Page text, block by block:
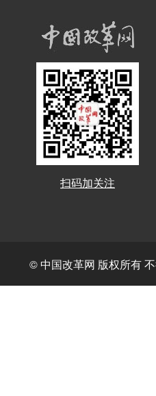
扫码加关注
© 中国改革网 版权所有